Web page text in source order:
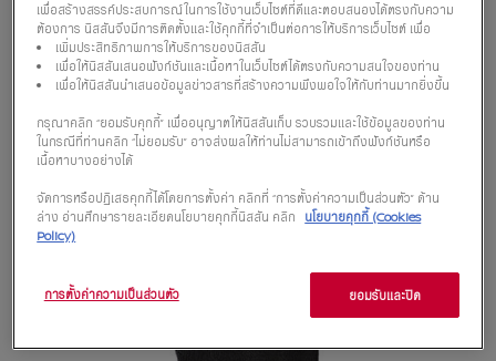
เพื่อสร้างสรรค์ประสบการณ์ในการใช้งานเว็บไซต์ที่ดีและตอบสนองได้ตรงกับความ
ต้องการ นิสสันจึงมีการติดตั้งและใช้คุกกี้ที่จำเป็นต่อการให้บริการเว็บไซต์ เพื่อ
เพิ่มประสิทธิภาพการให้บริการของนิสสัน
เพื่อให้นิสสันเสนอฟังก์ชันและเนื้อหาในเว็บไซต์ได้ตรงกับความสนใจของท่าน
เพื่อให้นิสสันนำเสนอข้อมูลข่าวสารที่สร้างความพึงพอใจให้กับท่านมากยิ่งขึ้น
กรุณาคลิก “ยอมรับคุกกี้” เพื่ออนุญาตให้นิสสันเก็บ รวบรวมและใช้ข้อมูลของท่าน
ในกรณีที่ท่านคลิก “ไม่ยอมรับ” อาจส่งผลให้ท่านไม่สามารถเข้าถึงฟังก์ชันหรือ
เนื้อหาบางอย่างได้
จัดการหรือปฏิเสธคุกกี้ได้โดยการตั้งค่า คลิกที่ “การตั้งค่าความเป็นส่วนตัว” ด้าน
ล่าง อ่านศึกษารายละเอียดนโยบายคุกกี้นิสสัน คลิก นโยบายคุกกี้ (Cookies
Policy)
ยอมรับและปิด
การตั้งค่าความเป็นส่วนตัว